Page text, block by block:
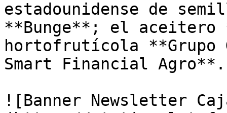
estadounidense de
**Bunge**; el aceitero
hortofrutícola **Grupo
Smart Financial Agro**.
![Banner Newsletter